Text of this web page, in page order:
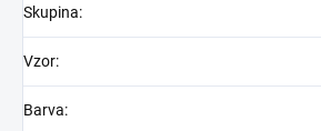
Skupina:
Vzor:
Barva: